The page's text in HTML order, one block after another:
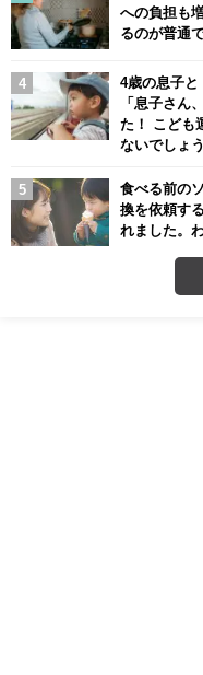
への負担も
るのが普通
4歳の息子と
「息子さん
た！ こども
ないでしょ
食べる前の
換を依頼す
れました。